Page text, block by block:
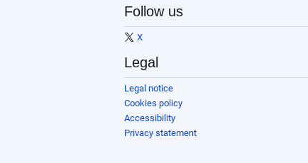
Follow us
X
Legal
Legal notice
Cookies policy
Accessibility
Privacy statement